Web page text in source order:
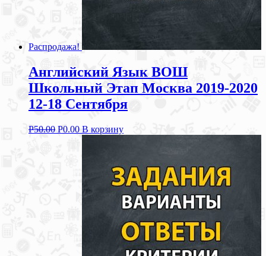
Распродажа!
Английский Язык ВОШ
Школьный Этап Москва 2019-2020
12-18 Сентября
Р50.00 Р0.00 В корзину